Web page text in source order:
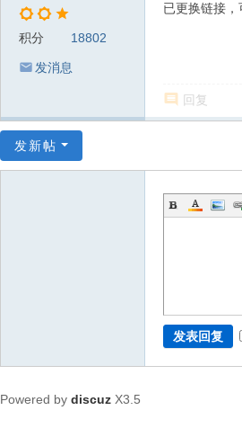
积分 18802
发消息
已更换链接，
回复
发新帖
发表回复
Powered by discuz X3.5